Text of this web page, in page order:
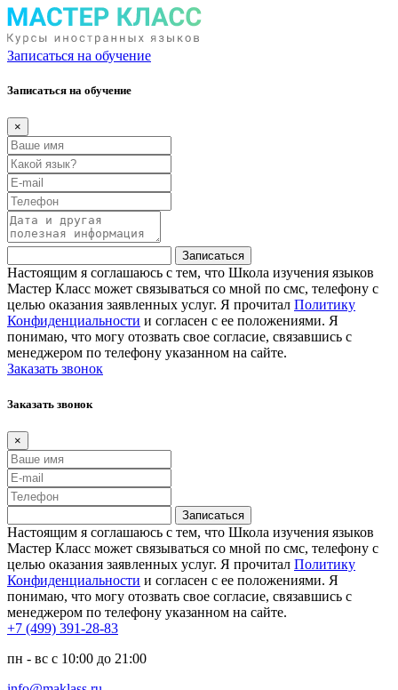
Записаться на обучение
Записаться на обучение
×
Записаться
Настоящим я соглашаюсь с тем, что Школа изучения языков
Мастер Класс может связываться со мной по смс, телефону с
целью оказания заявленных услуг. Я прочитал Политику
Конфиденциальности и согласен с ее положениями. Я
понимаю, что могу отозвать свое согласие, связавшись с
менеджером по телефону указанном на сайте.
Заказать звонок
Заказать звонок
×
Записаться
Настоящим я соглашаюсь с тем, что Школа изучения языков
Мастер Класс может связываться со мной по смс, телефону с
целью оказания заявленных услуг. Я прочитал Политику
Конфиденциальности и согласен с ее положениями. Я
понимаю, что могу отозвать свое согласие, связавшись с
менеджером по телефону указанном на сайте.
+7 (499) 391-28-83
пн - вс с 10:00 до 21:00